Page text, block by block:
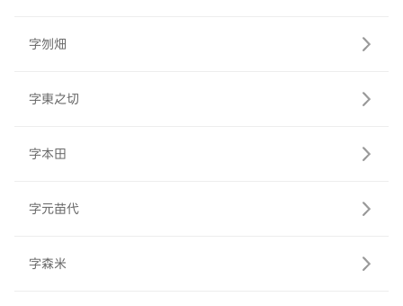
字刎畑
字東之切
字本田
字元苗代
字森米